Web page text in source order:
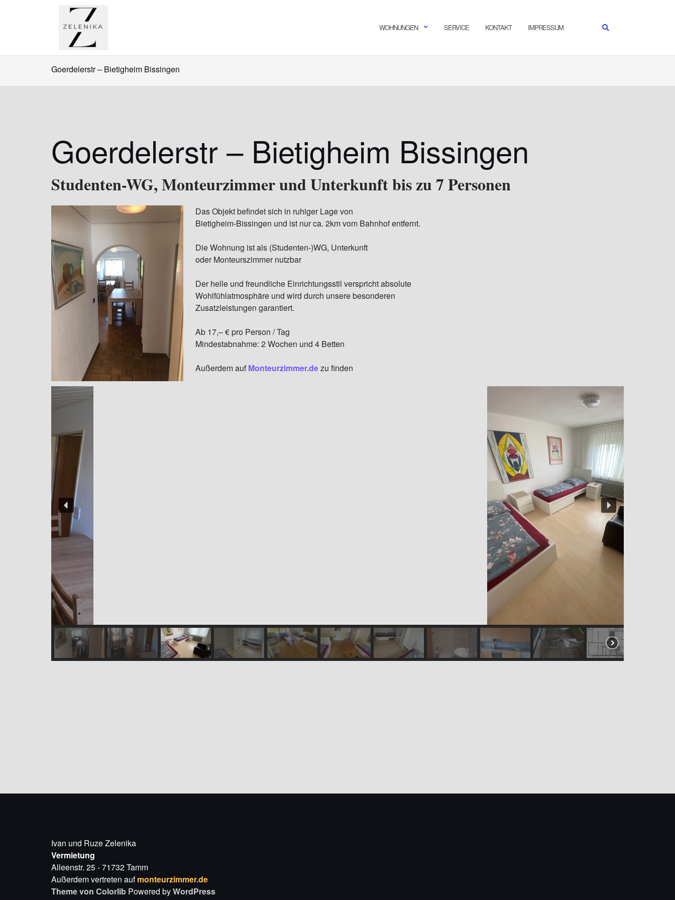
WOHNUNGEN SERVICE KONTAKT IMPRESSUM
Goerdelerstr – Bietigheim Bissingen
Goerdelerstr – Bietigheim Bissingen
Studenten-WG, Monteurzimmer und Unterkunft bis zu 7 Personen
Das Objekt befindet sich in ruhiger Lage von
Bietigheim-Bissingen und ist nur ca. 2km vom Bahnhof entfernt.
Die Wohnung ist als (Studenten-)WG, Unterkunft
oder Monteurszimmer nutzbar
Der helle und freundliche Einrichtungsstil verspricht absolute
Wohlfühlatmosphäre und wird durch unsere besonderen
Zusatzleistungen garantiert.
Ab 17,– € pro Person / Tag
Mindestabnahme: 2 Wochen und 4 Betten
Außerdem aufMonteurzimmer.dezu finden
Ivan und Ruze Zelenika
Vermietung
Alleenstr. 25 - 71732 Tamm
Außerdem vertreten aufmonteurzimmer.de
Theme von Colorlib Powered byWordPress